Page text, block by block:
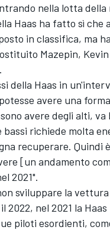
nella lotta della
Haas ha fatto sì che
in classifica, ma
Mazepin,
della Haas in
avere una
avere degli alti, va
richiede molta
recuperare. Quindi
[un andamento
2021".
sviluppare la
2022, nel 2021 la
piloti esordienti,